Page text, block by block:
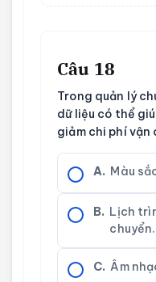
Câu 18
Trong quản lý
dữ liệu có thể
giảm chi phí vận
A. Màu
B. Lịch
chuyển.
C. Âm